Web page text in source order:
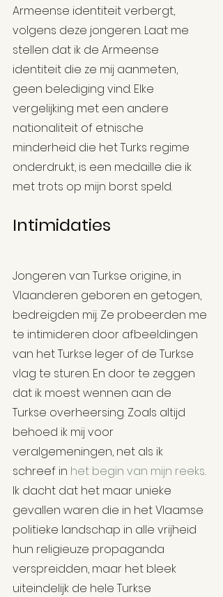
Armeense identiteit verbergt,
volgens deze jongeren. Laat me
stellen dat ik de Armeense
identiteit die ze mij aanmeten,
geen belediging vind. Elke
vergelijking met een andere
nationaliteit of etnische
minderheid die het Turks regime
onderdrukt, is een medaille die ik
met trots op mijn borst speld.
Intimidaties
Jongeren van Turkse origine, in
Vlaanderen geboren en getogen,
bedreigden mij. Ze probeerden me
te intimideren door afbeeldingen
van het Turkse leger of de Turkse
vlag te sturen. En door te zeggen
dat ik moest wennen aan de
Turkse overheersing. Zoals altijd
behoed ik mij voor
veralgemeningen, net als ik
schreef in het begin van mijn reeks.
Ik dacht dat het maar unieke
gevallen waren die in het Vlaamse
politieke landschap in alle vrijheid
hun religieuze propaganda
verspreidden, maar het bleek
uiteindelijk de hele Turkse